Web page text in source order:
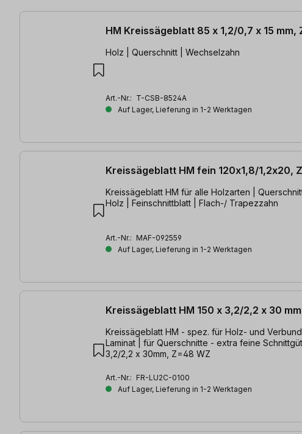
69 Artikel gefunden
HM Kreissägeblatt 85 x 1,2/0,7 x 15 mm,
Holz | Querschnitt | Wechselzahn
Art.-Nr.: T-CSB-8524A
Auf Lager, Lieferung in 1-2 Werktagen
Kreissägeblatt HM fein 120x1,8/1,2x20,
Kreissägeblatt HM für alle Holzarten | Querschnitte in
Holz | Feinschnittblatt | Flach-/ Trapezzahn
Art.-Nr.: MAF-092559
Auf Lager, Lieferung in 1-2 Werktagen
Kreissägeblatt HM 150 x 3,2/2,2 x 30
Kreissägeblatt HM - spez. für Holz- und
Laminat | für Querschnitte - extra feine
3,2/2,2 x 30mm, Z=48 WZ
Art.-Nr.: FR-LU2C-0100
Auf Lager, Lieferung in 1-2 Werktagen